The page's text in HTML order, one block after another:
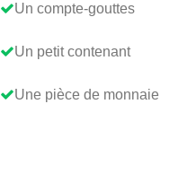
Un compte-gouttes
Un petit contenant
Une pièce de monnaie